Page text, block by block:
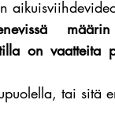
on
tai sitä